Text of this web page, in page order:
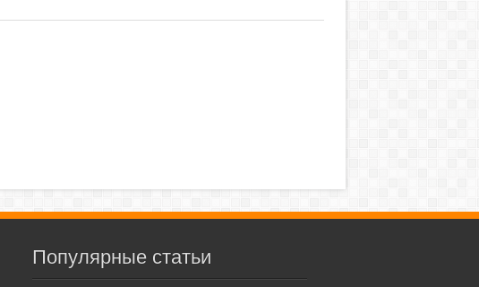
Популярные статьи